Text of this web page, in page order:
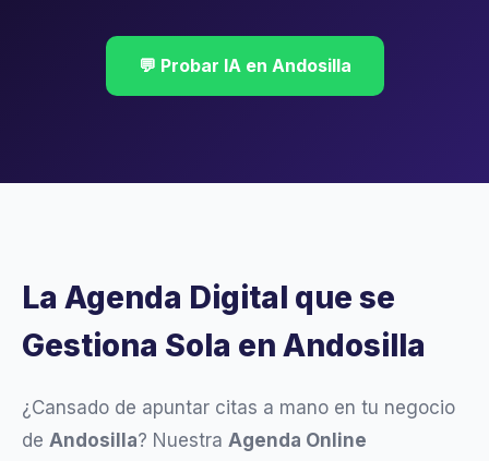
💬 Probar IA en Andosilla
La Agenda Digital que se
Gestiona Sola en Andosilla
¿Cansado de apuntar citas a mano en tu negocio
de Andosilla? Nuestra Agenda Online